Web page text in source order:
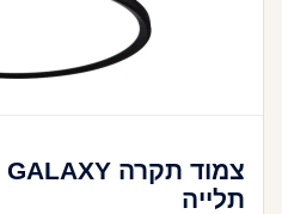
תלייה